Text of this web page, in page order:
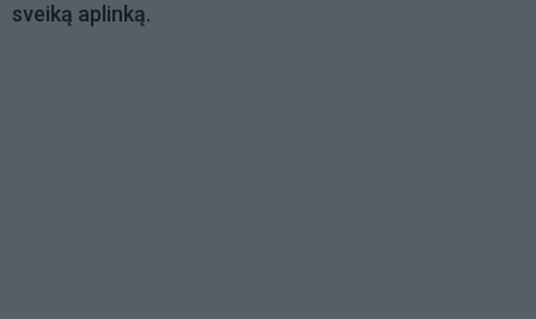
sveiką aplinką.